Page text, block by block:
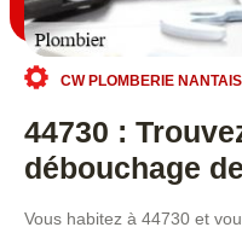
CW PLOMBERIE NANTAIS
44730 :
débouchage
Vous habitez à 44730 et